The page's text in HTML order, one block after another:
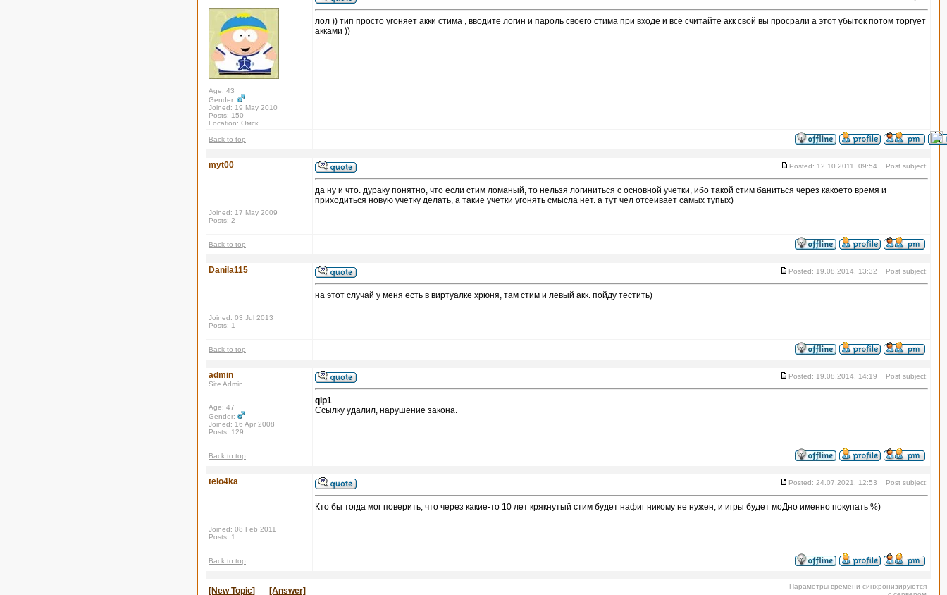
Age: 43
Gender:
Joined: 19 May 2010
Posts: 150
Location: Омск
лол )) тип просто угоняет акки стима , вводите логин и пароль своего стима при входе и всё считайте акк свой вы просрали а этот убыток потом торгует
акками ))
Back to top
myt00
Joined: 17 May 2009
Posts: 2
Posted: 12.10.2011, 09:54 Post subject:
да ну и что. дураку понятно, что если стим ломаный, то нельзя логиниться с основной учетки, ибо такой стим баниться через какоето время и
приходиться новую учетку делать, а такие учетки угонять смысла нет. а тут чел отсеивает самых тупых)
Back to top
Danila115
Joined: 03 Jul 2013
Posts: 1
Posted: 19.08.2014, 13:32 Post subject:
на этот случай у меня есть в виртуалке хрюня, там стим и левый акк. пойду тестить)
Back to top
admin
Site Admin
Age: 47
Gender:
Joined: 16 Apr 2008
Posts: 129
Posted: 19.08.2014, 14:19 Post subject:
qip1
Ссылку удалил, нарушение закона.
Back to top
telo4ka
Joined: 08 Feb 2011
Posts: 1
Posted: 24.07.2021, 12:53 Post subject:
Кто бы тогда мог поверить, что через какие-то 10 лет крякнутый стим будет нафиг никому не нужен, и игры будет моДно именно покупать %)
Back to top
[New Topic] [Answer]
Параметры времени синхронизируются